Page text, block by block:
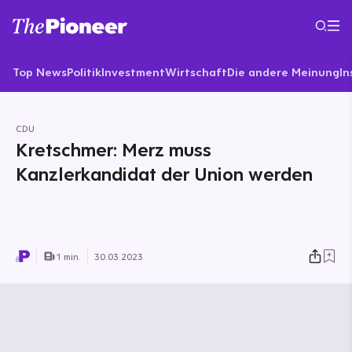
Top NewsPolitikInvestmentWirtschaftDie andere Meinung
CDU
Kretschmer: Merz muss
Kanzlerkandidat der Union werden
1 min. 30.03.2023